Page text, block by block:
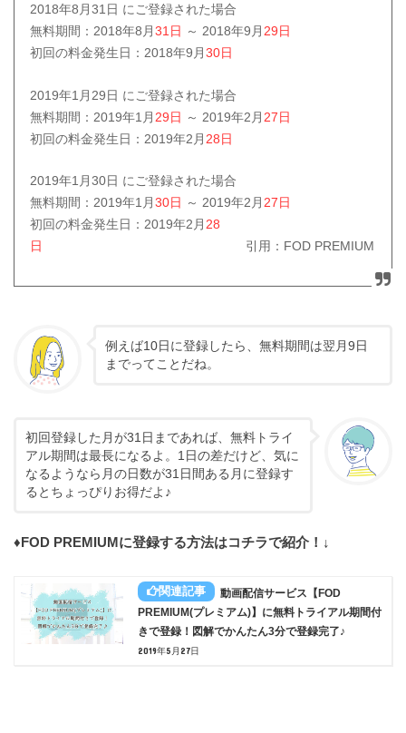
2018年8月31日 にご登録された場合
無料期間：2018年8月31日 ～ 2018年9月 29日
初回の料金発生日：2018年9月30日
2019年1月29日 にご登録された場合
無料期間：2019年1月 29日 ～ 2019年2月 27日
初回の料金発生日：2019年2月 28日
2019年1月30日 にご登録された場合
無料期間：2019年1月30日 ～ 2019年2月27日
初回の料金発生日：2019年2月28
日 引用：FOD PREMIUM
例えば10日に登録したら、無料期間は翌月9日
までってことだね。
初回登録した月が31日まであれば、無料トライ
アル期間は最長になるよ。1日の差だけど、気に
なるようなら月の日数が31日間ある月に登録す
るとちょっぴりお得だよ♪
♦FOD PREMIUMに登録する方法はコチラで紹介！↓
動画配信サービス【FOD
PREMIUM(プレミアム)】に無料トライアル期間付
きで登録！図解でかんたん3分で登録完了♪
2019年5月27日